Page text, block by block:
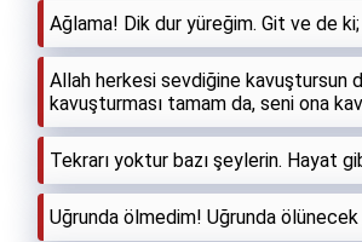
Ağlama! Dik dur yüreğim. Git ve de
Allah herkesi sevdiğine kavuştursun
kavuşturması tamam da, seni ona
Tekrarı yoktur bazı şeylerin. Hayat
Uğrunda ölmedim! Uğrunda ölünecek